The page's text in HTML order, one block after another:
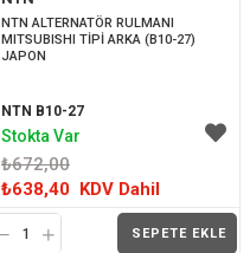
NTN ALTERNATÖR RULMANI
MITSUBISHI TİPİ ARKA (B10-27)
JAPON
NTN B10-27
₺672,00
₺638,40 KDV Dahil
SEPETE EKLE
Stokta Var